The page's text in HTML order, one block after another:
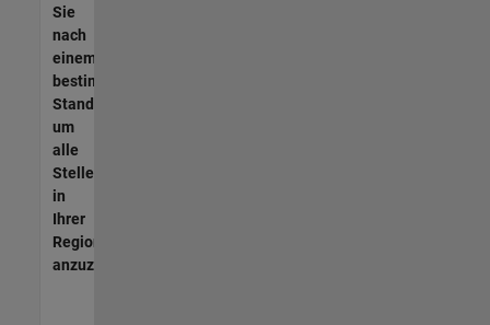
Sie
nach
einem
bestimmten
Standort,
um
alle
Stellenangebote
in
Ihrer
Region
anzuzeigen.